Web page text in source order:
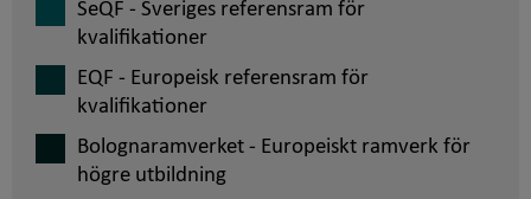
SeQF - Sveriges referensram för
kvalifikationer
EQF - Europeisk referensram för
kvalifikationer
Bolognaramverket - Europeiskt ramverk för
högre utbildning